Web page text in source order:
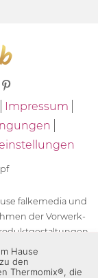
Impressum
falkemedia und
der Vorwerk-
der Unternehmen
die Zeichen TM5®,
Hause
den
Thermomix®, die